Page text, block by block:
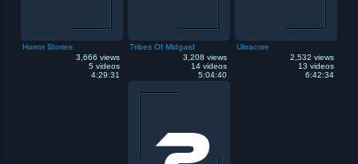
Horror Stories
3,666 views
5 videos
4:29:31
Tribes Of Midgard
3,208 views
14 videos
5:04:40
Ultracore
2,532 views
13 videos
6:42:34